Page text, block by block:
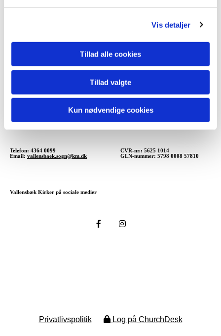
Vis detaljer
Tillad alle cookies
Tillad valgte
Kun nødvendige cookies
Kirkebakke Allé, 2625 Vallensbæk
Telefon: 4364 0099
Email: vallensbaek.sogn@km.dk
CVR-nr.: 5625 1014
GLN-nummer: 5798 0008 57810
Vallensbæk Kirker på sociale medier
Privatlivspolitik Log på ChurchDesk